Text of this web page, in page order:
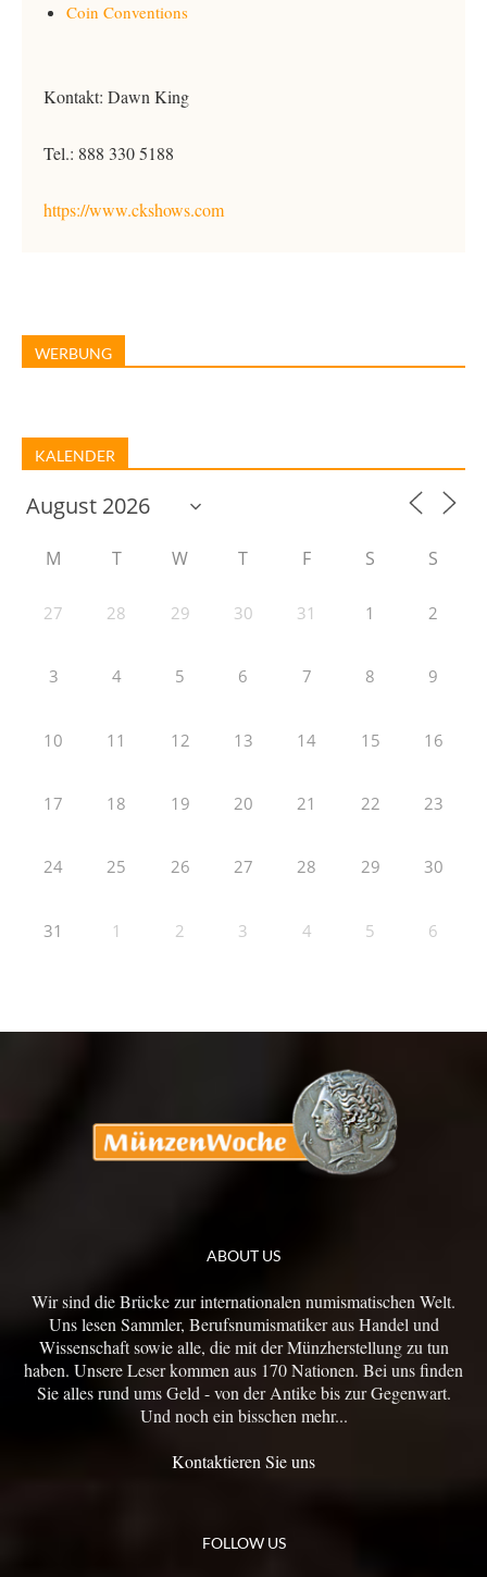
Coin Conventions
Kontakt: Dawn King
Tel.: 888 330 5188
https://www.ckshows.com
WERBUNG
KALENDER
M T W T F S S
27 28 29 30 31 1 2
3 4 5 6 7 8 9
10 11 12 13 14 15 16
17 18 19 20 21 22 23
24 25 26 27 28 29 30
31 1 2 3 4 5 6
ABOUT US
Wir sind die Brücke zur internationalen numismatischen Welt.
Uns lesen Sammler, Berufsnumismatiker aus Handel und
Wissenschaft sowie alle, die mit der Münzherstellung zu tun
haben. Unsere Leser kommen aus 170 Nationen. Bei uns finden
Sie alles rund ums Geld - von der Antike bis zur Gegenwart.
Und noch ein bisschen mehr...
Kontaktieren Sie uns
FOLLOW US